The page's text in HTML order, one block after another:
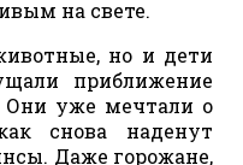
на свете.
но и дети
приближение
Они уже мечтали о
снова наденут
Даже горожане,